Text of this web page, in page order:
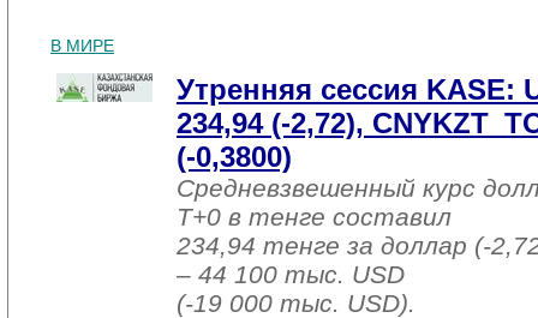
В МИРЕ
Утренняя сессия KASE:
234,94 (-2,72),
(-0,3800)
Средневзвешенный курс
T+0 в тенге составил
234,94 тенге за доллар (-
– 44 100 тыс. USD
(-19 000 тыс. USD).